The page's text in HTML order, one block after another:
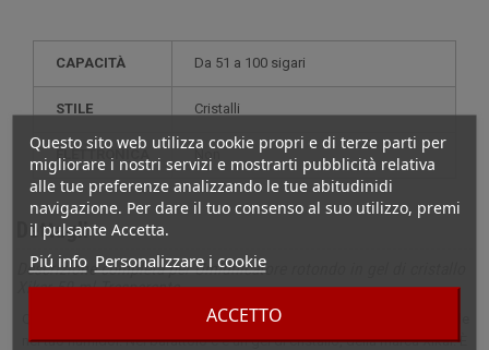
Questo sito web utilizza cookie propri e di terze parti per
migliorare i nostri servizi e mostrarti pubblicità relativa
alle tue preferenze analizzando le tue abitudinidi
navigazione. Per dare il tuo consenso al suo utilizzo, premi
il pulsante Accetta.
Piú info Personalizzare i cookie
ACCETTO
CAPACITÀ da 51 a 100 sigari
STILE cristalli
ELETTRONICA non
Dettagli
Descrizione completa per Umidificatore rotondo in gel di cristallo
Xikar 59 ml Trasparente
Questo umidificatore è ideale per mantenere il livello di umidità ottimale
nel tuo humidor. Nel barattolo c'è un gel di cristallo, della marca Xikar. È